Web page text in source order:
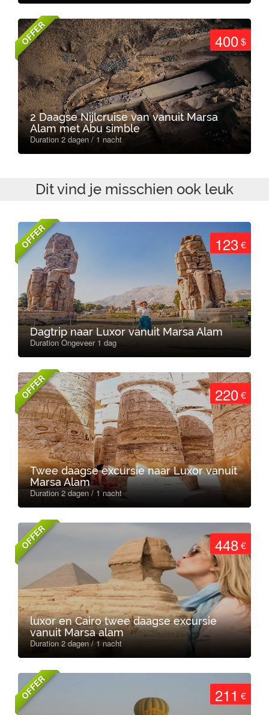
OFFER 400$
2 Daagse Nijlcruise van vanuit Marsa
Alam met Abu simble
Duration 2 dagen / 1 nacht
Dit vind je misschien ook leuk
OFFER 123 €
Dagtrip naar Luxor vanuit Marsa Alam
Duration Ongeveer 1 dag
OFFER 220€
Twee daagse excursie naar Luxor vanuit
Marsa Alam
Duration 2 dagen / 1 nacht
OFFER 448€
luxor en Cairo twee daagse excursie
vanuit Marsa alam
Duration 2 dagen / 1 nacht
OFFER 211 €